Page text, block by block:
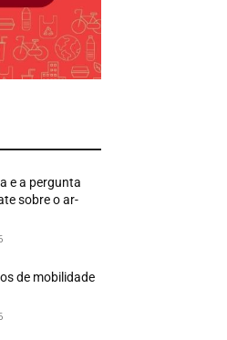
e a pergunta
sobre o ar-
de mobilidade